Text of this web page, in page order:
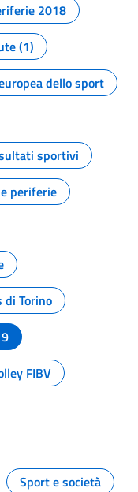
2018
(1)
dello sport
sportivi
periferie
di Torino
FIBV
Sport e società